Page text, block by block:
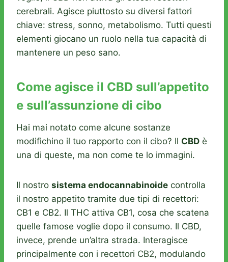
cerebrali. Agisce piuttosto su diversi fattori
chiave: stress, sonno, metabolismo. Tutti questi
elementi giocano un ruolo nella tua capacità di
mantenere un peso sano.
Come agisce il CBD sull’appetito
e sull’assunzione di cibo
Hai mai notato come alcune sostanze
modifichino il tuo rapporto con il cibo? Il CBD è
una di queste, ma non come te lo immagini.
Il nostro sistema endocannabinoide controlla
il nostro appetito tramite due tipi di recettori:
CB1 e CB2. Il THC attiva CB1, cosa che scatena
quelle famose voglie dopo il consumo. Il CBD,
invece, prende un’altra strada. Interagisce
principalmente con i recettori CB2, modulando